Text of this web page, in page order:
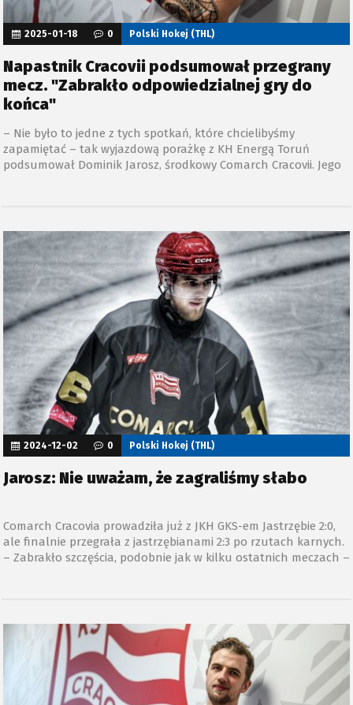
Napastnik Cracovii podsumował przegrany
mecz. "Zabrakło odpowiedzialnej gry do
końca"
– Nie było to jedne z tych spotkań, które chcielibyśmy
zapamiętać – tak wyjazdową porażkę z KH Energą Toruń
podsumował Dominik Jarosz, środkowy Comarch Cracovii. Jego
2025-01-18 0 Polski Hokej (THL)
Jarosz: Nie uważam, że zagraliśmy słabo
Comarch Cracovia prowadziła już z JKH GKS-em Jastrzębie 2:0,
ale finalnie przegrała z jastrzębianami 2:3 po rzutach karnych.
– Zabrakło szczęścia, podobnie jak w kilku ostatnich meczach –
2024-12-02 0 Polski Hokej (THL)